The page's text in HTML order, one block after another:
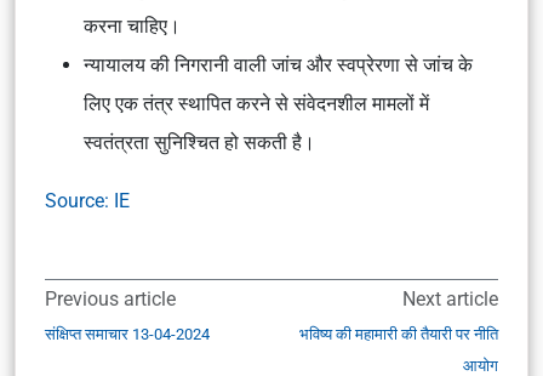
करना चाहिए।
न्यायालय की निगरानी वाली जांच और स्वप्रेरणा से जांच के
लिए एक तंत्र स्थापित करने से संवेदनशील मामलों में
स्वतंत्रता सुनिश्चित हो सकती है।
Source: IE
Previous article
संक्षिप्त समाचार 13-04-2024
Next article
भविष्य की महामारी की तैयारी पर नीति
आयोग